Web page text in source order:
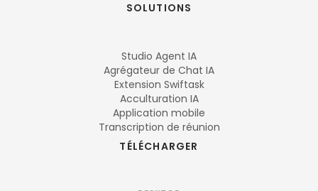
SOLUTIONS
Studio Agent IA
Agrégateur de Chat IA
Extension Swiftask
Acculturation IA
Application mobile
Transcription de réunion
TÉLÉCHARGER